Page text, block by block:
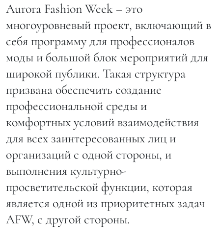
Aurora Fashion Week – это
многоуровневый проект, включающий в
себя программу для профессионалов
моды и большой блок мероприятий для
широкой публики. Такая структура
призвана обеспечить создание
профессиональной среды и
комфортных условий взаимодействия
для всех заинтересованных лиц и
организаций с одной стороны, и
выполнения культурно-
просветительской функции, которая
является одной из приоритетных задач
AFW, с другой стороны.